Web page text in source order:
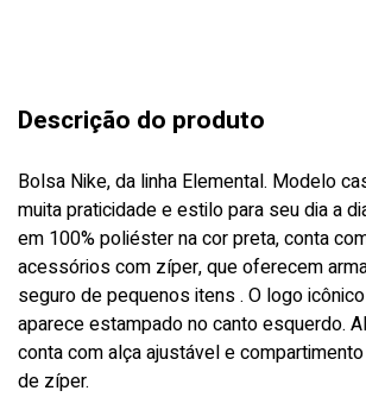
Descrição do produto
Bolsa Nike, da linha Elemental. Modelo
muita praticidade e estilo para seu dia a
em 100% poliéster na cor preta, conta
acessórios com zíper, que oferecem
seguro de pequenos itens . O logo
aparece estampado no canto esquerdo.
conta com alça ajustável e
de zíper.